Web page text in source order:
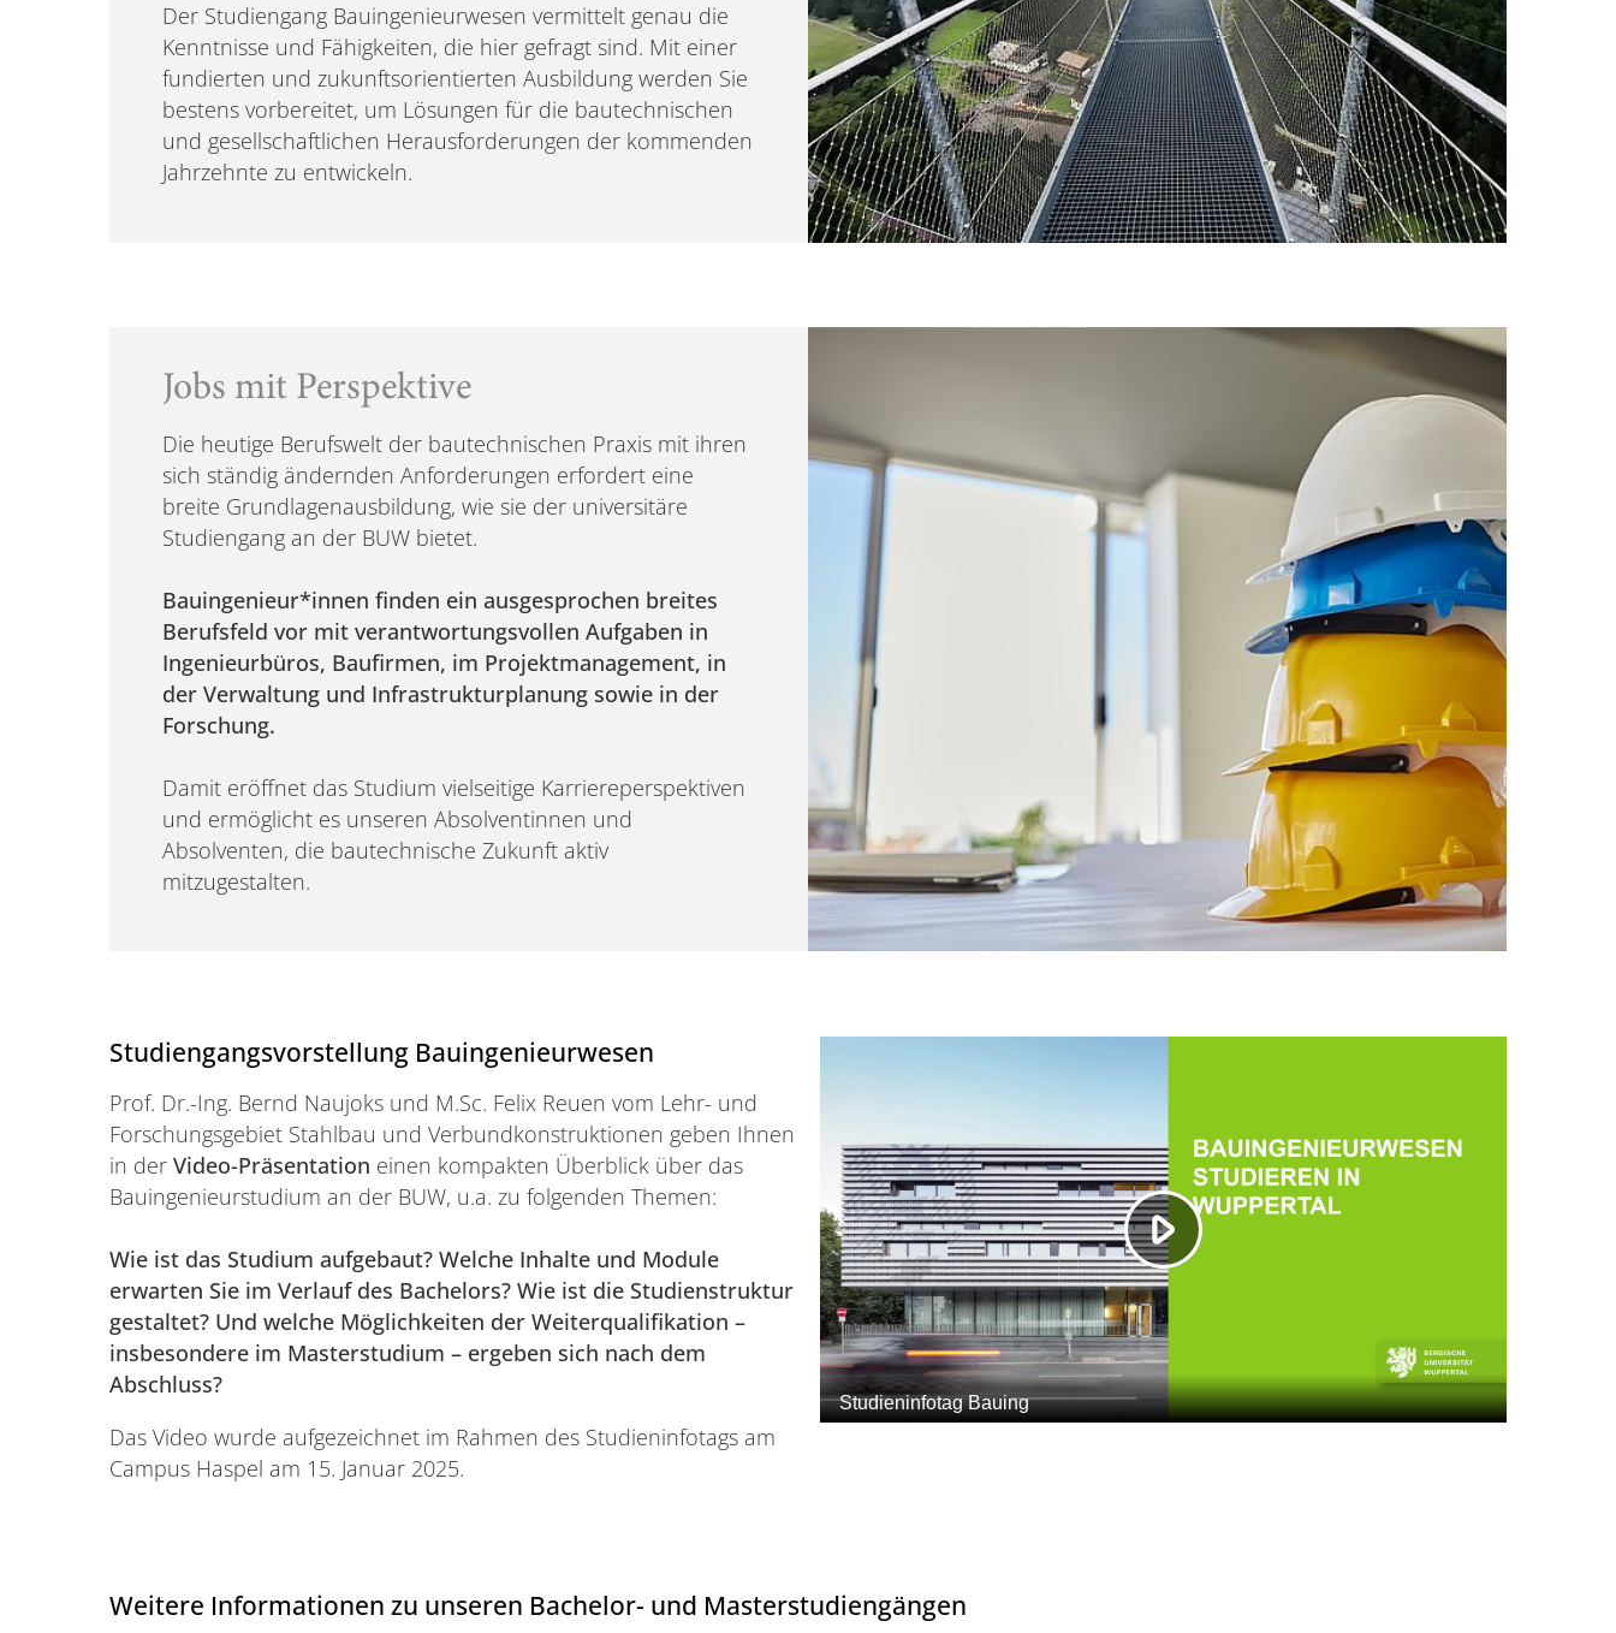
Der Studiengang Bauingenieurwesen vermittelt genau die
Kenntnisse und Fähigkeiten, die hier gefragt sind. Mit einer
fundierten und zukunftsorientierten Ausbildung werden Sie
bestens vorbereitet, um Lösungen für die bautechnischen
und gesellschaftlichen Herausforderungen der kommenden
Jahrzehnte zu entwickeln.
Jobs mit Perspektive
Die heutige Berufswelt der bautechnischen Praxis mit ihren
sich ständig ändernden Anforderungen erfordert eine
breite Grundlagenausbildung, wie sie der universitäre
Studiengang an der BUW bietet.
Bauingenieur*innen finden ein ausgesprochen breites
Berufsfeld vor mit verantwortungsvollen Aufgaben in
Ingenieurbüros, Baufirmen, im Projektmanagement, in
der Verwaltung und Infrastrukturplanung sowie in der
Forschung.
Damit eröffnet das Studium vielseitige Karriereperspektiven
und ermöglicht es unseren Absolventinnen und
Absolventen, die bautechnische Zukunft aktiv
mitzugestalten.
Studiengangsvorstellung Bauingenieurwesen
Prof. Dr.-Ing. Bernd Naujoks und M.Sc. Felix Reuen vom Lehr- und
Forschungsgebiet Stahlbau und Verbundkonstruktionen geben Ihnen
in der Video-Präsentation einen kompakten Überblick über das
Bauingenieurstudium an der BUW, u.a. zu folgenden Themen:
Wie ist das Studium aufgebaut? Welche Inhalte und Module
erwarten Sie im Verlauf des Bachelors? Wie ist die Studienstruktur
gestaltet? Und welche Möglichkeiten der Weiterqualifikation –
insbesondere im Masterstudium – ergeben sich nach dem
Abschluss?
Das Video wurde aufgezeichnet im Rahmen des Studieninfotags am
Campus Haspel am 15. Januar 2025. ​​​​​​
Weitere Informationen zu unseren Bachelor- und Masterstudiengängen